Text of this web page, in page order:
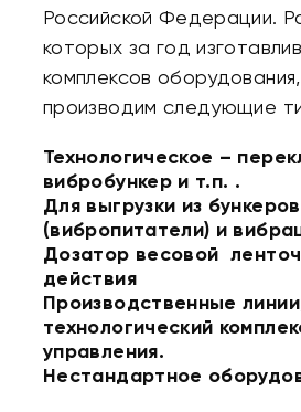
Российской Федерации.
которых за год
комплексов
производим следующие
Технологическое –
вибробункер и т.п. .
Для выгрузки из
(вибропитатели) и
Дозатор весовой
действия
Производственные
технологический
управления.
Нестандартное